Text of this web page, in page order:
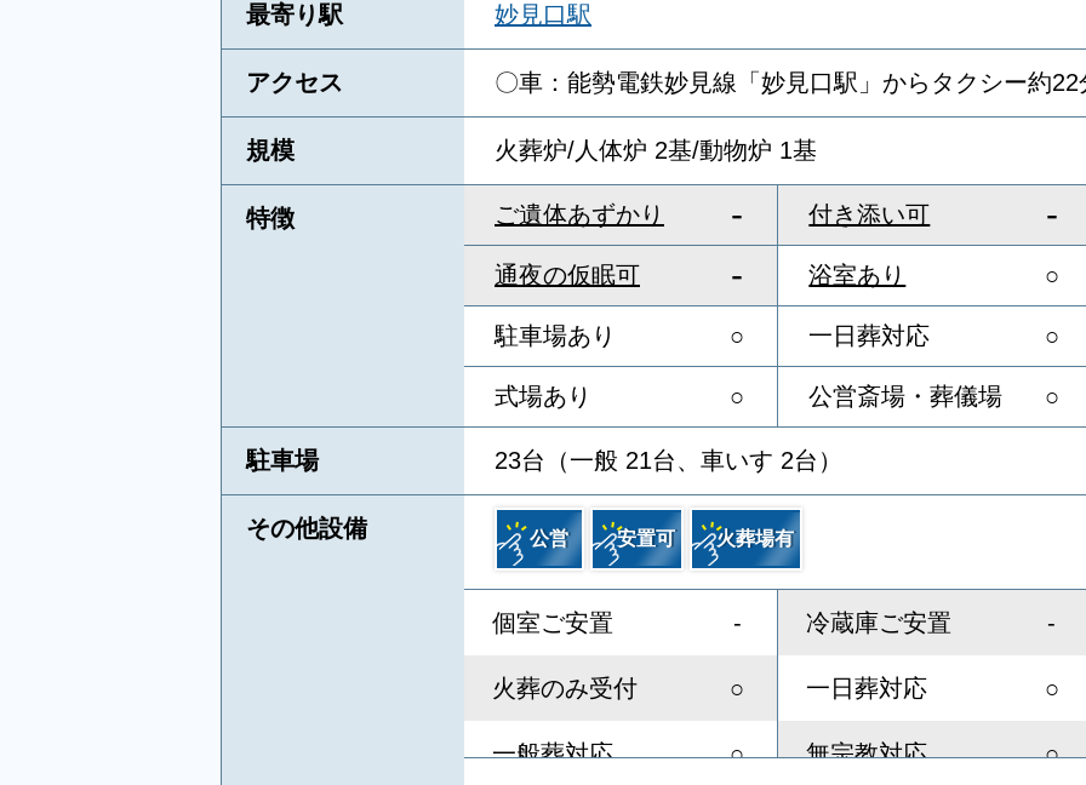
最寄り駅 妙見口駅
アクセス 〇車：能勢電鉄妙見線「妙見口駅」からタクシー約22
規模 火葬炉/人体炉 2基/動物炉 1基
特徴 ご遺体あずかり - 付き添い可 -
通夜の仮眠可 - 浴室あり ○
駐車場あり ○ 一日葬対応 ○
式場あり ○ 公営斎場・葬儀場 ○
駐車場 23台（一般 21台、車いす 2台）
その他設備 公営 安置可 火葬場有
個室ご安置 - 冷蔵庫ご安置 -
火葬のみ受付 ○ 一日葬対応 ○
一般葬対応 ○ 無宗教対応 ○